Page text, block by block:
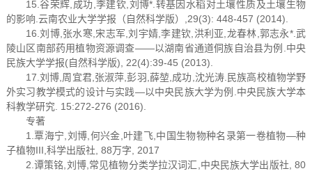
15.谷荣辉,成功,李建钦,刘博*.转基因水稻对土壤性质及土壤生物
的影响.云南农业大学学报（自然科学版）,29(3): 448-457 (2014).
16.刘博,张水寒,宋志军,刘宇婧,李建钦,洪利亚,龙春林,郭志永*.武
陵山区南部药用植物资源调查——以湖南省通道侗族自治县为例.中央
民族大学学报(自然科学版), 22(4):39-45 (2013).
17.刘博,周宜君,张淑萍,彭羽,薛堃,成功,沈光涛.民族高校植物学野
外实习教学模式的设计与实践—以中央民族大学为例.中央民族大学本
科教学研究. 15:272-276 (2016).
专著
1.覃海宁,刘博,何兴金,叶建飞,中国生物物种名录第一卷植物—种
子植物III,科学出版社, 88万字, 2017
2.谭策铭,刘博,常见植物分类学拉汉词汇,中央民族大学出版社, 80